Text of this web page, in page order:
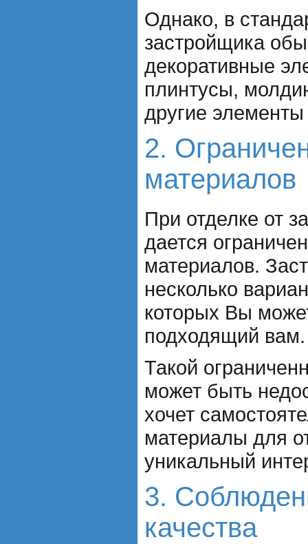
Однако, в
застройщика
декоративные
плинтусы,
другие
2.
материалов
При отделке от
дается
материалов.
несколько
которых Вы
подходящий вам.
Такой
может быть
хочет
материалы для
уникальный
3.
качества